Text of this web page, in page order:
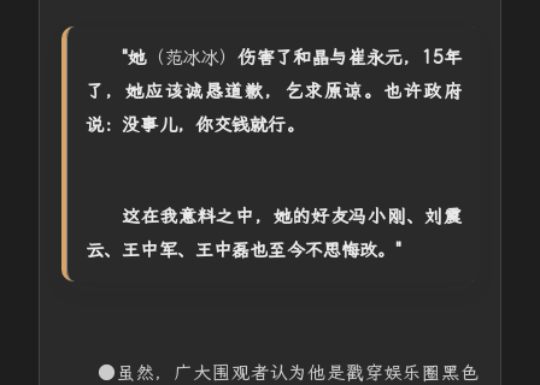
"她（范冰冰）伤害了和晶与崔永元，15年
了，她应该诚恳道歉，乞求原谅。也许政府
说：没事儿，你交钱就行。
这在我意料之中，她的好友冯小刚、刘震
云、王中军、王中磊也至今不思悔改。"
●虽然，广大围观者认为他是戳穿娱乐圈黑色